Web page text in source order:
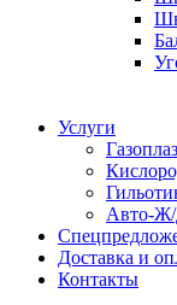
Услуги
Авто-Ж/
Доставка и
Контакты